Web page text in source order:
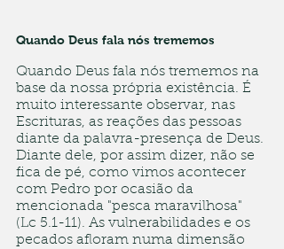
Quando Deus fala nós trememos
Quando Deus fala nós trememos na
base da nossa própria existência. É
muito interessante observar, nas
Escrituras, as reações das pessoas
diante da palavra-presença de Deus.
Diante dele, por assim dizer, não se
fica de pé, como vimos acontecer
com Pedro por ocasião da
mencionada "pesca maravilhosa"
(Lc 5.1-11). As vulnerabilidades e os
pecados afloram numa dimensão